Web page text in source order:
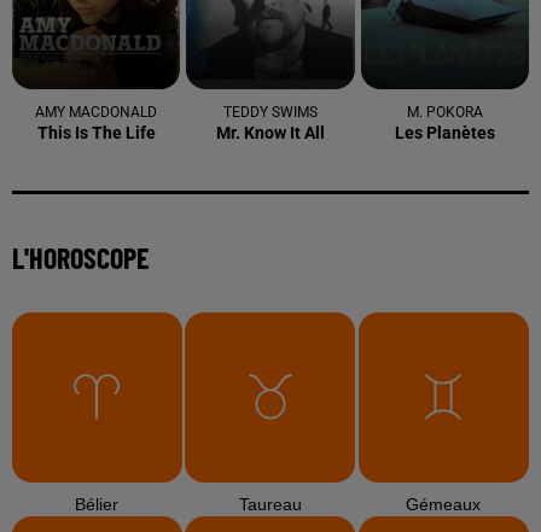
AMY MACDONALD
This Is The Life
TEDDY SWIMS
Mr. Know It All
M. POKORA
Les Planètes
L'HOROSCOPE
Bélier Taureau Gémeaux